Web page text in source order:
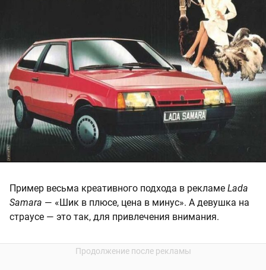
Пример весьма креативного подхода в рекламе Lada
Samara — «Шик в плюсе, цена в минус». А девушка на
страусе — это так, для привлечения внимания.